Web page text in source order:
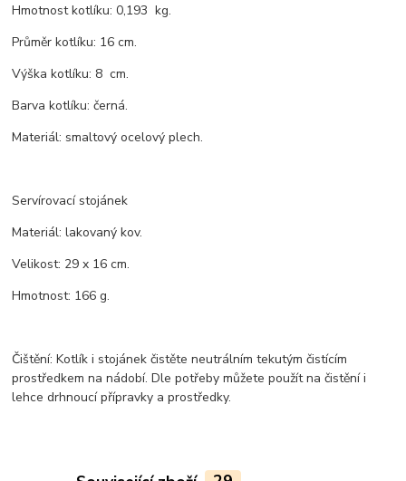
Hmotnost kotlíku: 0,193 kg.
Průměr kotlíku: 16 cm.
Výška kotlíku: 8 cm.
Barva kotlíku: černá.
Materiál: smaltový ocelový plech.
Servírovací stojánek
Materiál: lakovaný kov.
Velikost: 29 x 16 cm.
Hmotnost: 166 g.
Čištění: Kotlík i stojánek čistěte neutrálním tekutým čistícím
prostředkem na nádobí. Dle potřeby můžete použít na čistění i
lehce drhnoucí přípravky a prostředky.